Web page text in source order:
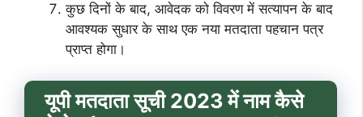
कुछ दिनों के बाद, आवेदक को विवरण में सत्यापन के बाद
आवश्यक सुधार के साथ एक नया मतदाता पहचान पत्र
प्राप्त होगा।
यूपी मतदाता सूची 2023 में नाम कैसे